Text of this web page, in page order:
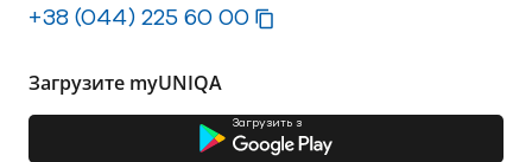
+38 (044) 225 60 00
Загрузите myUNIQA
Загрузить з